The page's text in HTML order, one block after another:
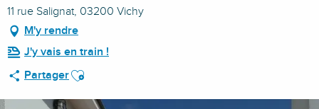
11 rue Salignat, 03200 Vichy
M'y rendre
J'y vais en train !
PartagerAjouter aux favoris